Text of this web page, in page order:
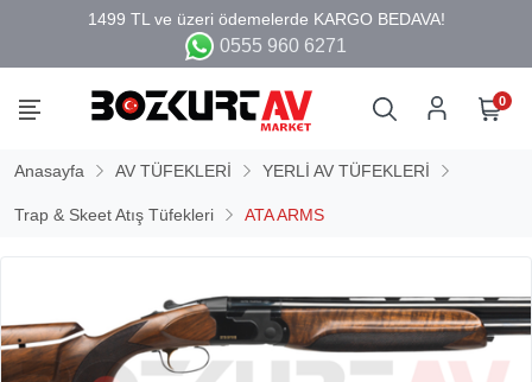
0555 960 6271
0
Anasayfa AV TÜFEKLERİ YERLİ AV TÜFEKLERİ
Trap & Skeet Atış Tüfekleri ATA ARMS